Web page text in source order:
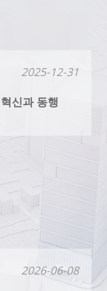
2025-12-31
신과 동행
2026-06-08